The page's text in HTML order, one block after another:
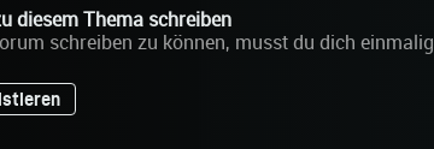
diesem Thema schreiben
schreiben zu können, musst du dich einmalig